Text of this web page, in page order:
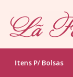
Itens P/ Bolsas